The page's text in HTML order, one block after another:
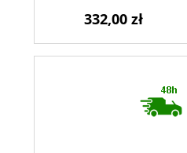
332,00 zł